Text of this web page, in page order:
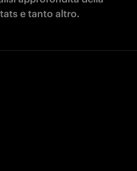
e tanto altro.